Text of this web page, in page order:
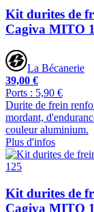
Kit durites de
Cagiva MITO
La Bécanerie
39,00 €
Ports : 5,90 €
Durite de frein
mordant,
couleur aluminium.
Plus d'infos
Kit durites de
Cagiva MITO